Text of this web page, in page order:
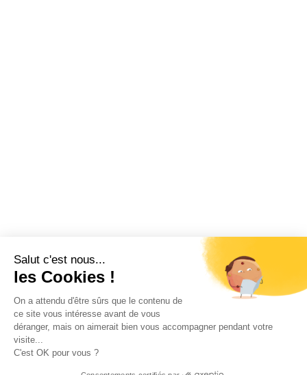
Salut c'est nous...
les Cookies !
On a attendu d'être sûrs que le contenu de
ce site vous intéresse avant de vous
déranger, mais on aimerait bien vous accompagner pendant votre
visite...
C'est OK pour vous ?